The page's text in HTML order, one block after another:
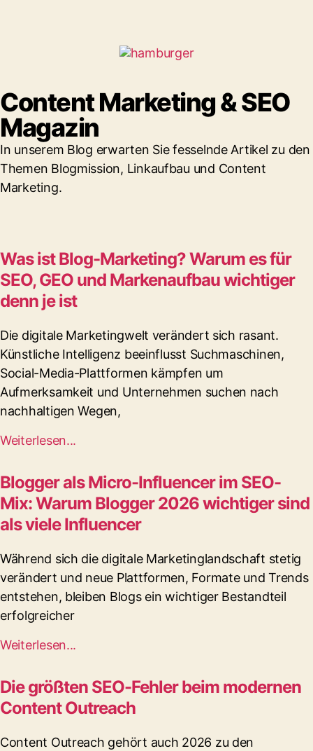
Content Marketing & SEO
Magazin
In unserem Blog erwarten Sie fesselnde Artikel zu den
Themen Blogmission, Linkaufbau und Content
Marketing.
Was ist Blog-Marketing? Warum es für
SEO, GEO und Markenaufbau wichtiger
denn je ist
Die digitale Marketingwelt verändert sich rasant.
Künstliche Intelligenz beeinflusst Suchmaschinen,
Social-Media-Plattformen kämpfen um
Aufmerksamkeit und Unternehmen suchen nach
nachhaltigen Wegen,
Weiterlesen...
Blogger als Micro-Influencer im SEO-
Mix: Warum Blogger 2026 wichtiger sind
als viele Influencer
Während sich die digitale Marketinglandschaft stetig
verändert und neue Plattformen, Formate und Trends
entstehen, bleiben Blogs ein wichtiger Bestandteil
erfolgreicher
Weiterlesen...
Die größten SEO-Fehler beim modernen
Content Outreach
Content Outreach gehört auch 2026 zu den